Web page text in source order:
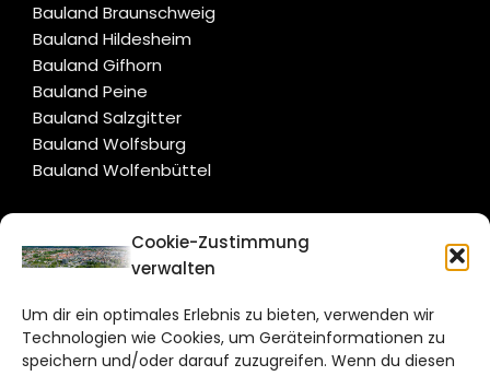
Cookie-Zustimmung
verwalten
Um dir ein optimales Erlebnis zu bieten, verwenden wir
Technologien wie Cookies, um Geräteinformationen zu
speichern und/oder darauf zuzugreifen. Wenn du diesen
Bauland Braunschweig
Bauland Hildesheim
Bauland Gifhorn
Bauland Peine
Bauland Salzgitter
Bauland Wolfsburg
Bauland Wolfenbüttel
CITYLIFE!
Bruchtorwall 12
38100 Braunschweig